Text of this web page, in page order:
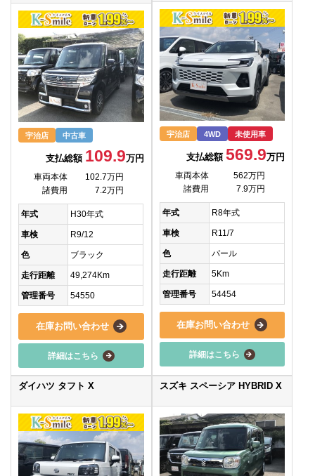
宇治店 中古車
支払総額 109.9万円
車両本体
102.7万円
諸費用
7.2万円
年式 H30年式
車検 R9/12
色 ブラック
走行距離 49,274Km
管理番号 54550
在庫お問い合わせ
詳細はこちら
宇治店 4WD 未使用車
支払総額569.9万円
車両本体
562万円
諸費用
7.9万円
年式 R8年式
車検 R11/7
色 パール
走行距離 5Km
管理番号 54454
在庫お問い合わせ
詳細はこちら
ダイハツ タフト X スズキ スペーシア HYBRID X